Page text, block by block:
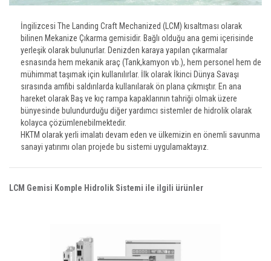
İngilizcesi The Landing Craft Mechanized (LCM) kısaltması olarak
bilinen Mekanize Çıkarma gemisidir. Bağlı olduğu ana gemi içerisinde
yerleşik olarak bulunurlar. Denizden karaya yapılan çıkarmalar
esnasında hem mekanik araç (Tank,kamyon vb.), hem personel hem de
mühimmat taşımak için kullanılırlar. İlk olarak İkinci Dünya Savaşı
sırasında amfibi saldırılarda kullanılarak ön plana çıkmıştır. En ana
hareket olarak Baş ve kıç rampa kapaklarının tahriği olmak üzere
bünyesinde bulundurduğu diğer yardımcı sistemler de hidrolik olarak
kolayca çözümlenebilmektedir.
HKTM olarak yerli imalatı devam eden ve ülkemizin en önemli savunma
sanayi yatırımı olan projede bu sistemi uygulamaktayız.
LCM Gemisi Komple Hidrolik Sistemi ile ilgili ürünler